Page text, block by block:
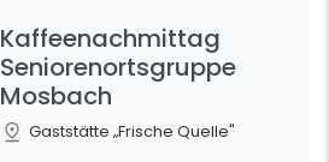
Kaffeenachmittag
Seniorenortsgruppe
Mosbach
Gaststätte „Frische Quelle"